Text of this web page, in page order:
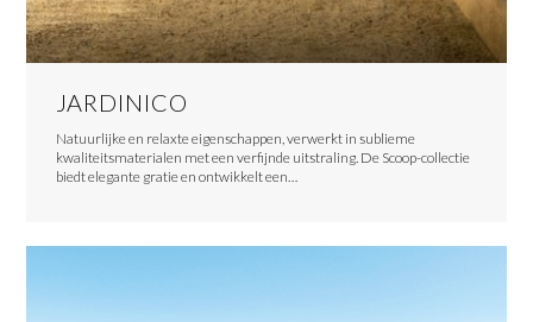
JARDINICO
Natuurlijke en relaxte eigenschappen, verwerkt in sublieme
kwaliteitsmaterialen met een verfijnde uitstraling. De Scoop-collectie
biedt elegante gratie en ontwikkelt een…